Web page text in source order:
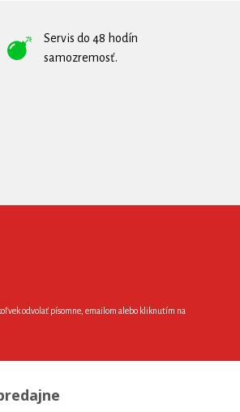
Servis do 48 hodín
samozremosť.
odvolať písomne, emailom alebo kliknutím na